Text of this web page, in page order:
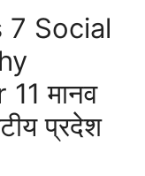
7 Social
मानव
प्रदेश